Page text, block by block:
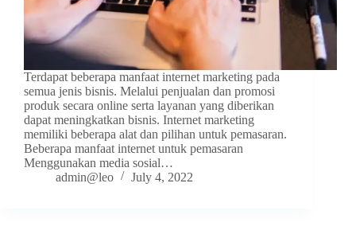
Terdapat beberapa manfaat internet marketing pada
semua jenis bisnis. Melalui penjualan dan promosi
produk secara online serta layanan yang diberikan
dapat meningkatkan bisnis. Internet marketing
memiliki beberapa alat dan pilihan untuk pemasaran.
Beberapa manfaat internet untuk pemasaran
Menggunakan media sosial…
admin@leo
July 4, 2022